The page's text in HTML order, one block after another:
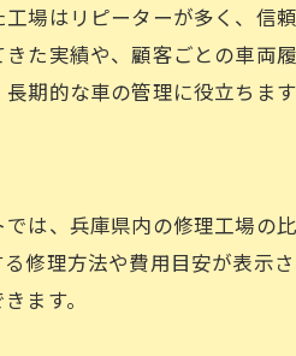
場はリピーターが多く、信
た実績や、顧客ごとの車両
期的な車の管理に役立ちます
は、兵庫県内の修理工場の
修理方法や費用目安が表示
ます。